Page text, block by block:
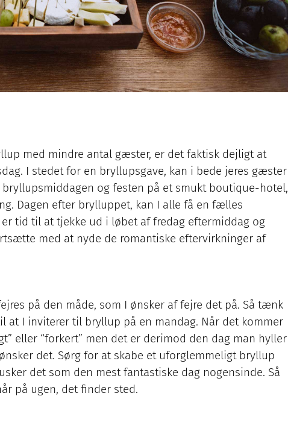
med mindre antal gæster, er det faktisk dejligt at
I stedet for en bryllupsgave, kan i bede jeres gæster
og festen på et smukt boutique-hotel,
Dagen efter brylluppet, kan I alle få en fælles
tid til at tjekke ud i løbet af fredag eftermiddag og
med at nyde de romantiske eftervirkninger af
på den måde, som I ønsker af fejre det på. Så tænk
at I inviterer til bryllup på en mandag. Når det kommer
eller “forkert” men det er derimod den dag man hyller
det. Sørg for at skabe et uforglemmeligt bryllup
det som den mest fantastiske dag nogensinde. Så
på ugen, det finder sted.